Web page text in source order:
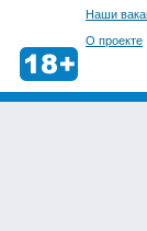
Наши
О проекте